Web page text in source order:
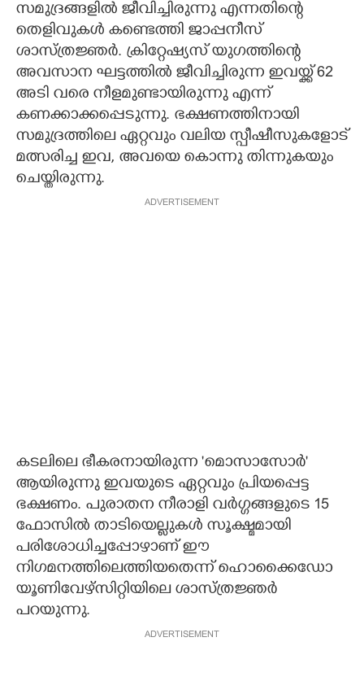
LITERATURE
ZOOM
CONTACT US
സമുദ്രങ്ങളിൽ ജീവിച്ചിരുന്നു എന്നതിന്റെ
തെളിവുകൾ കണ്ടെത്തി ജാപ്പനീസ്
ശാസ്ത്രജ്ഞർ. ക്രിറ്റേഷ്യസ് യുഗത്തിന്റെ
അവസാന ഘട്ടത്തിൽ ജീവിച്ചിരുന്ന ഇവയ്ക്ക് 62
അടി വരെ നീളമുണ്ടായിരുന്നു എന്ന്
കണക്കാക്കപ്പെടുന്നു. ഭക്ഷണത്തിനായി
സമുദ്രത്തിലെ ഏറ്റവും വലിയ സ്പീഷീസുകളോട്
മത്സരിച്ച ഇവ, അവയെ കൊന്നു തിന്നുകയും
ചെയ്തിരുന്നു.
ADVERTISEMENT
കടലിലെ ഭീകരനായിരുന്ന 'മൊസാസോർ'
ആയിരുന്നു ഇവയുടെ ഏറ്റവും പ്രിയപ്പെട്ട
ഭക്ഷണം. പുരാതന നീരാളി വർഗ്ഗങ്ങളുടെ 15
ഫോസിൽ താടിയെല്ലുകൾ സൂക്ഷ്മമായി
പരിശോധിച്ചപ്പോഴാണ് ഈ
നിഗമനത്തിലെത്തിയതെന്ന് ഹൊക്കൈഡോ
യൂണിവേഴ്സിറ്റിയിലെ ശാസ്ത്രജ്ഞർ
പറയുന്നു.
ADVERTISEMENT